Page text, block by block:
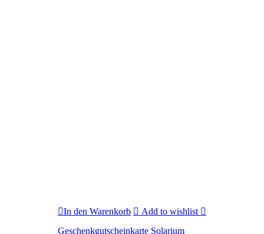
In den Warenkorb
Add to wishlist
Geschenkgutscheinkarte Solarium